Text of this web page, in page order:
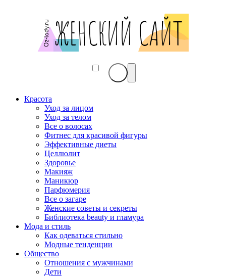
Женский
сайт
Oz-
lady.ru
Красота
Уход за лицом
Уход за телом
Все о волосах
Фитнес для красивой фигуры
Эффективные диеты
Целлюлит
Здоровье
Макияж
Маникюр
Парфюмерия
Все о загаре
Женские советы и секреты
Библиотека beauty и гламура
Мода и стиль
Как одеваться стильно
Модные тенденции
Общество
Отношения с мужчинами
Дети